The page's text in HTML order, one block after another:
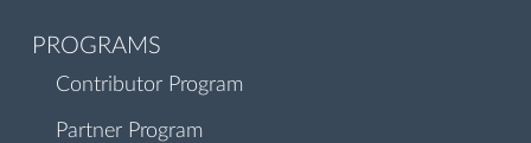
PROGRAMS
Contributor Program
Partner Program